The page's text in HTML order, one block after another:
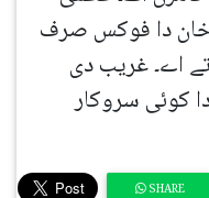
خان دا فوکس صرف
اے۔ غریب دی
کوئی سروکار
SHARE